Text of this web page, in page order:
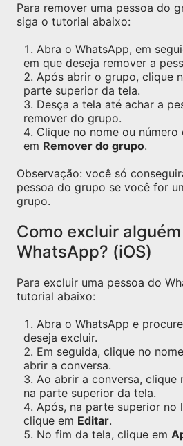
Para remover uma pessoa do
siga o tutorial abaixo:
Abra o WhatsApp, em
em que deseja remover a
Após abrir o grupo, clique
parte superior da tela.
Desça a tela até achar a
remover do grupo.
Clique no nome ou
em Remover do grupo.
Observação: você só
pessoa do grupo se você for
grupo.
Como excluir
WhatsApp? (iOS)
Para excluir uma pessoa do
tutorial abaixo:
Abra o WhatsApp e
deseja excluir.
Em seguida, clique no
abrir a conversa.
Ao abrir a conversa, clique
na parte superior da tela.
Após, na parte superior no
clique em Editar.
No fim da tela, clique em